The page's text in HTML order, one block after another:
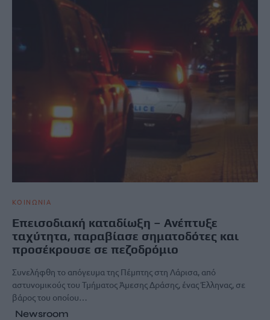
ΚΟΙΝΩΝΙΑ
Επεισοδιακή καταδίωξη – Ανέπτυξε
ταχύτητα, παραβίασε σηματοδότες και
προσέκρουσε σε πεζοδρόμιο
Συνελήφθη το απόγευμα της Πέμπτης στη Λάρισα, από
αστυνομικούς του Τμήματος Άμεσης Δράσης, ένας Έλληνας, σε
βάρος του οποίου…
Newsroom